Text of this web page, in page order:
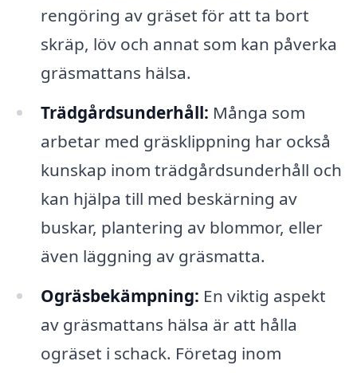
rengöring av gräset för att ta bort
skräp, löv och annat som kan påverka
gräsmattans hälsa.
Trädgårdsunderhåll: Många som
arbetar med gräsklippning har också
kunskap inom trädgårdsunderhåll och
kan hjälpa till med beskärning av
buskar, plantering av blommor, eller
även läggning av gräsmatta.
Ogräsbekämpning: En viktig aspekt
av gräsmattans hälsa är att hålla
ogräset i schack. Företag inom